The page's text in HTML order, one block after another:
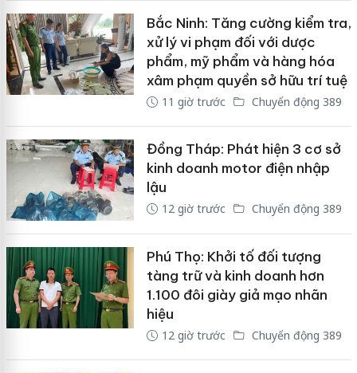
Bắc Ninh: Tăng cường kiểm tra,
xử lý vi phạm đối với dược
phẩm, mỹ phẩm và hàng hóa
xâm phạm quyền sở hữu trí tuệ
11 giờ trước Chuyển động 389
Đồng Tháp: Phát hiện 3 cơ sở
kinh doanh motor điện nhập
lậu
12 giờ trước Chuyển động 389
Phú Thọ: Khởi tố đối tượng
tàng trữ và kinh doanh hơn
1.100 đôi giày giả mạo nhãn
hiệu
12 giờ trước Chuyển động 389